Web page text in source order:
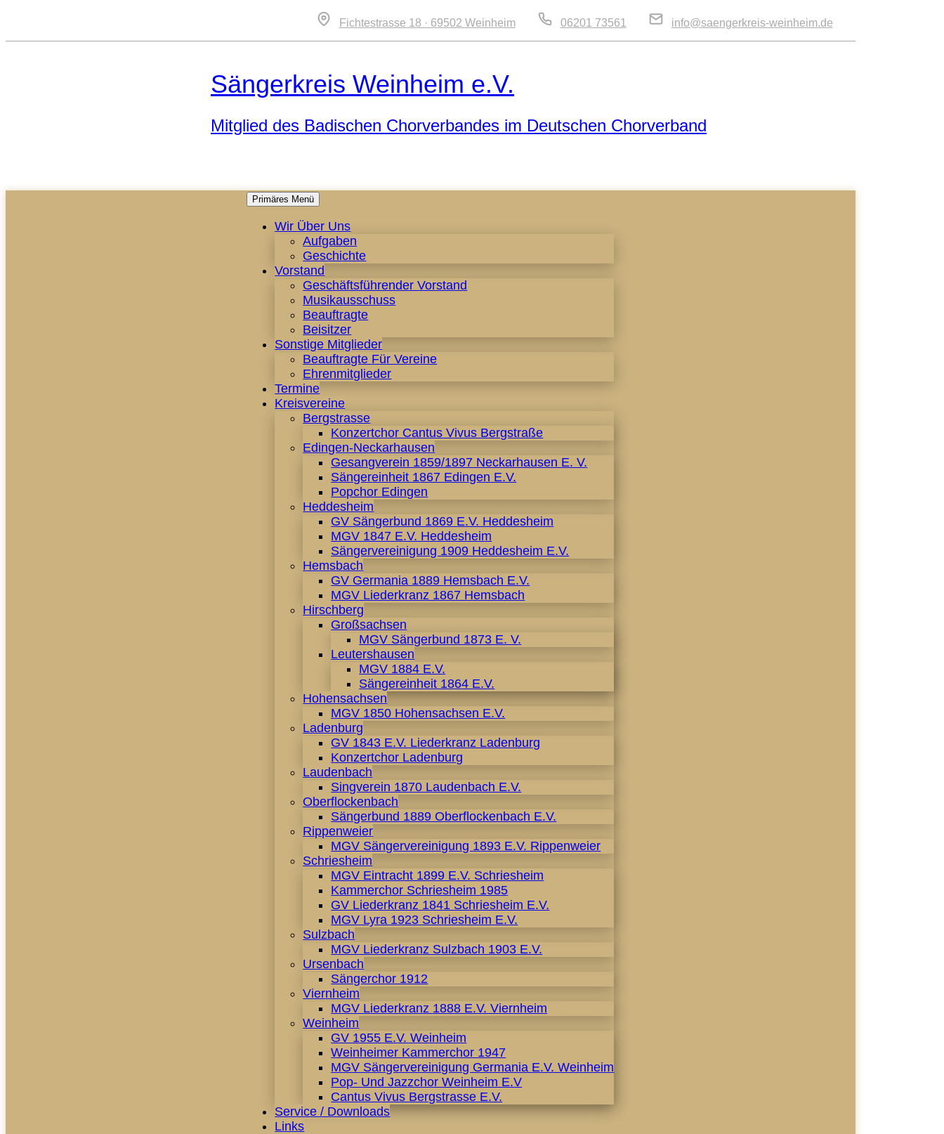
Fichtestrasse 18 · 69502 Weinheim 06201 73561 info@saengerkreis-weinheim.de
Sängerkreis Weinheim e.V.
Mitglied des Badischen Chorverbandes im Deutschen Chorverband
Primäres Menü Zum
springen
Wir Über Uns
Aufgaben
Geschichte
Vorstand
Geschäftsführender Vorstand
Musikausschuss
Beauftragte
Beisitzer
Sonstige Mitglieder
Beauftragte Für Vereine
Ehrenmitglieder
Termine
Kreisvereine
Bergstrasse
Konzertchor Cantus Vivus Bergstraße
Edingen-Neckarhausen
Gesangverein 1859/1897 Neckarhausen E. V.
Sängereinheit 1867 Edingen E.V.
Popchor Edingen
Heddesheim
GV Sängerbund 1869 E.V. Heddesheim
MGV 1847 E.V. Heddesheim
Sängervereinigung 1909 Heddesheim E.V.
Hemsbach
GV Germania 1889 Hemsbach E.V.
MGV Liederkranz 1867 Hemsbach
Hirschberg
Großsachsen
MGV Sängerbund 1873 E. V.
Leutershausen
MGV 1884 E.V.
Sängereinheit 1864 E.V.
Hohensachsen
MGV 1850 Hohensachsen E.V.
Ladenburg
GV 1843 E.V. Liederkranz Ladenburg
Konzertchor Ladenburg
Laudenbach
Singverein 1870 Laudenbach E.V.
Oberflockenbach
Sängerbund 1889 Oberflockenbach E.V.
Rippenweier
MGV Sängervereinigung 1893 E.V. Rippenweier
Schriesheim
MGV Eintracht 1899 E.V. Schriesheim
Kammerchor Schriesheim 1985
GV Liederkranz 1841 Schriesheim E.V.
MGV Lyra 1923 Schriesheim E.V.
Sulzbach
MGV Liederkranz Sulzbach 1903 E.V.
Ursenbach
Sängerchor 1912
Viernheim
MGV Liederkranz 1888 E.V. Viernheim
Weinheim
GV 1955 E.V. Weinheim
Weinheimer Kammerchor 1947
MGV Sängervereinigung Germania E.V. Weinheim
Pop- Und Jazzchor Weinheim E.V
Cantus Vivus Bergstrasse E.V.
Service / Downloads
Links